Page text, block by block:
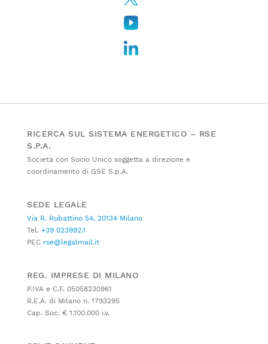
RICERCA SUL SISTEMA ENERGETICO – RSE
S.P.A.
Società con Socio Unico soggetta a direzione e
coordinamento di GSE S.p.A.
SEDE LEGALE
Via R. Rubattino 54, 20134 Milano
Tel. +39 023992.1
PEC rse@legalmail.it
REG. IMPRESE DI MILANO
P.IVA e C.F. 05058230961
R.E.A. di Milano n. 1793295
Cap. Soc. € 1.100.000 i.v.